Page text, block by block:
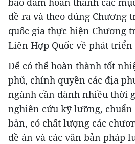
đề ra và theo đúng Chương
quốc gia thực hiện Chương
Liên Hợp Quốc về phát
Để có thể hoàn thành tốt
phủ, chính quyền các địa
ngành cần dành nhiều thời
nghiên cứu kỹ lưỡng,
bản, có chất lượng các
đề án và các văn bản pháp